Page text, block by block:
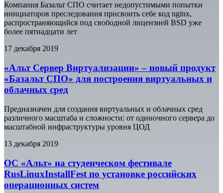
Компания Базальт СПО считает недопустимыми попытки
инициаторов преследования присвоить себе код nginx,
распространяющийся под свободной лицензией BSD уже
более пятнадцати лет
17 декабря 2019
«Альт Сервер Виртуализации» – новый продукт
«Базальт СПО» для построения виртуальных и
облачных сред
Предназначен для создания виртуальных и облачных сред
различного масштаба и сложности: от одиночного сервера до
масштабной инфраструктуры уровня ЦОД
13 декабря 2019
ОС «Альт» на студенческом фестивале
RusLinuxInstallFest по установке российских
операционных систем